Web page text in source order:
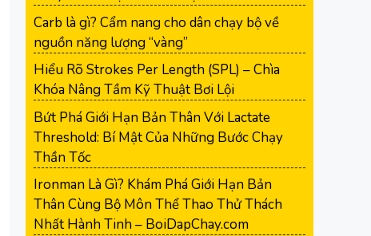
Carb là gì? Cẩm nang cho dân chạy bộ về
nguồn năng lượng “vàng”
Hiểu Rõ Strokes Per Length (SPL) – Chìa
Khóa Nâng Tầm Kỹ Thuật Bơi Lội
Bứt Phá Giới Hạn Bản Thân Với Lactate
Threshold: Bí Mật Của Những Bước Chạy
Thần Tốc
Ironman Là Gì? Khám Phá Giới Hạn Bản
Thân Cùng Bộ Môn Thể Thao Thử Thách
Nhất Hành Tinh – BoiDapChay.com